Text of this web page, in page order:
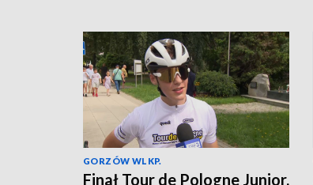
GORZÓW WLKP.
Finał Tour de Pologne Junior.